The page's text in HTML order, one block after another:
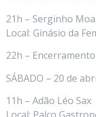
21h – Serginho
Local: Ginásio da
22h –
SÁBADO – 20 de
11h – Adão Léo Sax